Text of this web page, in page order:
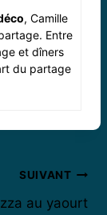
, Camille
Entre
et dîners
du partage
SUIVANT
au yaourt